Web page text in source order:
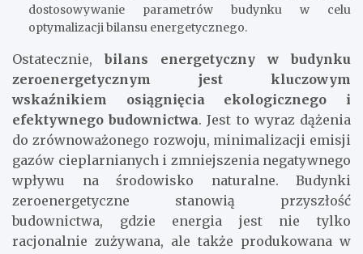
dostosowywanie parametrów budynku w celu
optymalizacji bilansu energetycznego.
Ostatecznie, bilans energetyczny w budynku
zeroenergetycznym jest kluczowym
wskaźnikiem osiągnięcia ekologicznego i
efektywnego budownictwa. Jest to wyraz dążenia
do zrównoważonego rozwoju, minimalizacji emisji
gazów cieplarnianych i zmniejszenia negatywnego
wpływu na środowisko naturalne. Budynki
zeroenergetyczne stanowią przyszłość
budownictwa, gdzie energia jest nie tylko
racjonalnie zużywana, ale także produkowana w